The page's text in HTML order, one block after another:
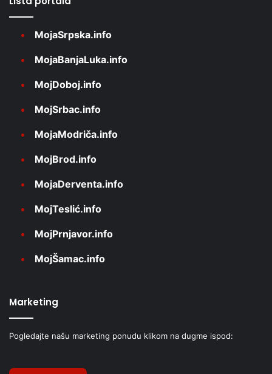
MojaSrpska.info
MojaBanjaLuka.info
MojDoboj.info
MojSrbac.info
MojaModriča.info
MojBrod.info
MojaDerventa.info
MojTeslić.info
MojPrnjavor.info
MojŠamac.info
Marketing
Pogledajte našu marketing ponudu klikom na dugme ispod: